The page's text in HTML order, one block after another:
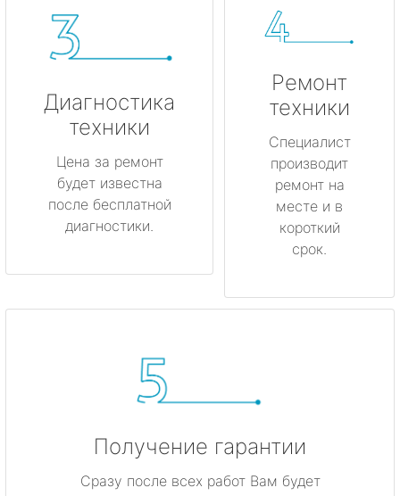
Кудрово
Лодейное Поле
Луга
Любань
Мурино
Никольское
Новая Ладога
Приозерск
Диагностика
техники
Цена за ремонт
будет известна
после бесплатной
диагностики.
Ремонт
техники
Специалист
производит
ремонт на
месте и в
короткий
срок.
Получение гарантии
Сразу после всех работ Вам будет